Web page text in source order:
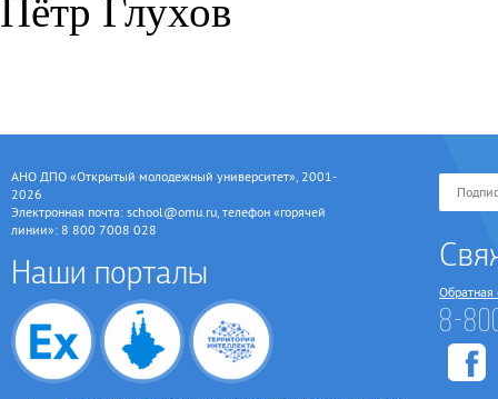
Пётр Глухов
АНО ДПО «Открытый молодежный университет», 2001-
2026
Электронная почта: school@omu.ru, телефон «горячей
линии»: 8 800 7008 028
Наши порталы
Обратная
8-